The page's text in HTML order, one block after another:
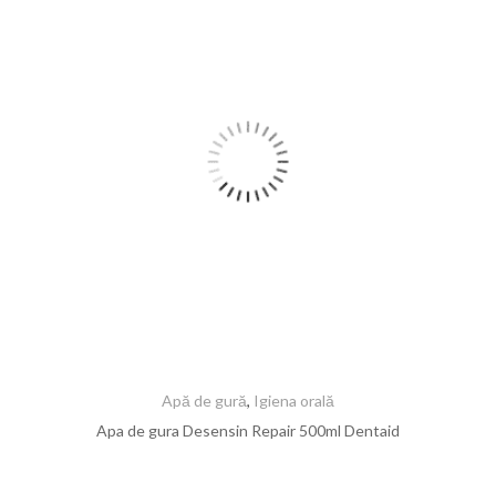
Apă de gură, Igiena orală
Apa de gura Desensin Repair 500ml Dentaid